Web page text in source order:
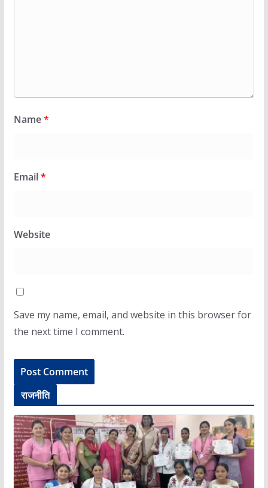
Name*
Email*
Website
Save my name, email, and website in this browser for
the next time I comment.
राजनीति